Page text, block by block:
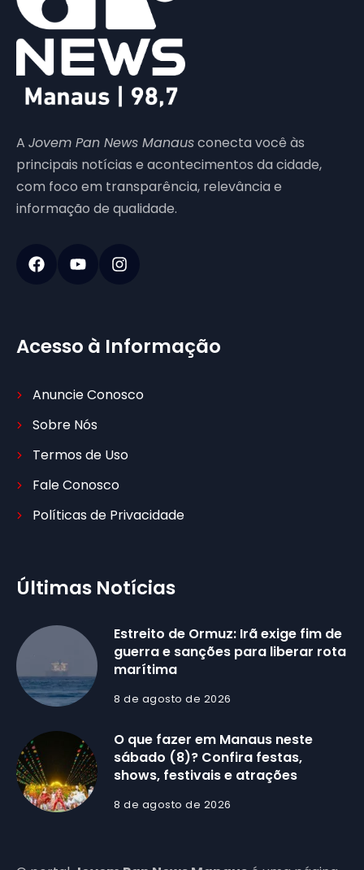
A Jovem Pan News Manausconecta você às
principais notícias e acontecimentos da cidade,
com foco em transparência, relevância e
informação de qualidade.
Acesso à Informação
Anuncie Conosco
Sobre Nós
Termos de Uso
Fale Conosco
Políticas de Privacidade
Últimas Notícias
Estreito de Ormuz: Irã exige fim de
guerra e sanções para liberar rota
marítima
8 de agosto de 2026
O que fazer em Manaus neste
sábado (8)? Confira festas,
shows, festivais e atrações
8 de agosto de 2026